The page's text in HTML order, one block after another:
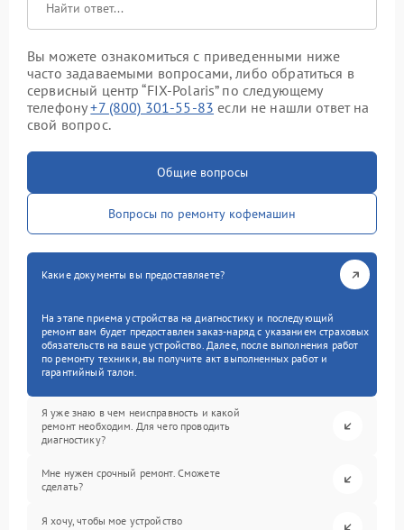
Вы можете ознакомиться с приведенными ниже
часто задаваемыми вопросами, либо обратиться в
сервисный центр “FIX-Polaris” по следующему
телефону+7 (800) 301-55-83 если не нашли ответ на
свой вопрос.
Общие вопросы
Вопросы по ремонту кофемашин
Какие документы вы предоставляете?
На этапе приема устройства на диагностику и последующий
ремонт вам будет предоставлен заказ-наряд с указанием страховых
обязательств на ваше устройство. Далее, после выполнения работ
по ремонту техники, вы получите акт выполненных работ и
гарантийный талон.
Я уже знаю в чем неисправность и какой
ремонт необходим. Для чего проводить
диагностику?
Мне нужен срочный ремонт. Сможете
сделать?
Я хочу, чтобы мое устройство